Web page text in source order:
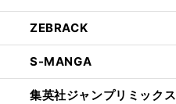
ZEBRACK
S-MANGA
集英社ジャンプリミックス